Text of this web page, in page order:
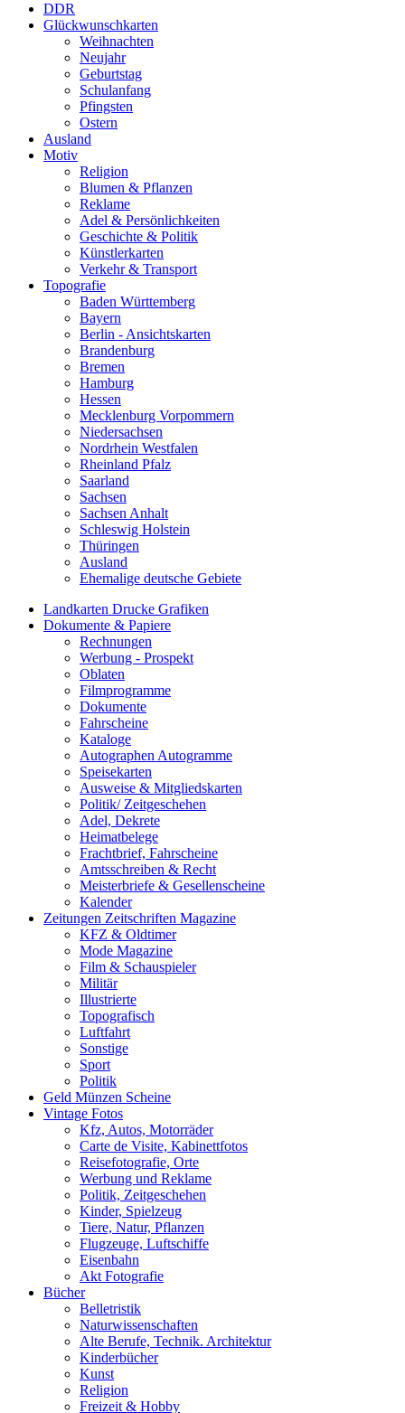
DDR
Glückwunschkarten
Weihnachten
Neujahr
Geburtstag
Schulanfang
Pfingsten
Ostern
Ausland
Motiv
Religion
Blumen & Pflanzen
Reklame
Adel & Persönlichkeiten
Geschichte & Politik
Künstlerkarten
Verkehr & Transport
Topografie
Baden Württemberg
Bayern
Berlin - Ansichtskarten
Brandenburg
Bremen
Hamburg
Hessen
Mecklenburg Vorpommern
Niedersachsen
Nordrhein Westfalen
Rheinland Pfalz
Saarland
Sachsen
Sachsen Anhalt
Schleswig Holstein
Thüringen
Ausland
Ehemalige deutsche Gebiete
Landkarten Drucke Grafiken
Dokumente & Papiere
Rechnungen
Werbung - Prospekt
Oblaten
Filmprogramme
Dokumente
Fahrscheine
Kataloge
Autographen Autogramme
Speisekarten
Ausweise & Mitgliedskarten
Politik/ Zeitgeschehen
Adel, Dekrete
Heimatbelege
Frachtbrief, Fahrscheine
Amtsschreiben & Recht
Meisterbriefe & Gesellenscheine
Kalender
Zeitungen Zeitschriften Magazine
KFZ & Oldtimer
Mode Magazine
Film & Schauspieler
Militär
Illustrierte
Topografisch
Luftfahrt
Sonstige
Sport
Politik
Geld Münzen Scheine
Vintage Fotos
Kfz, Autos, Motorräder
Carte de Visite, Kabinettfotos
Reisefotografie, Orte
Werbung und Reklame
Politik, Zeitgeschehen
Kinder, Spielzeug
Tiere, Natur, Pflanzen
Flugzeuge, Luftschiffe
Eisenbahn
Akt Fotografie
Bücher
Belletristik
Naturwissenschaften
Alte Berufe, Technik. Architektur
Kinderbücher
Kunst
Religion
Freizeit & Hobby